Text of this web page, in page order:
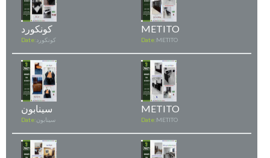
كونكورد
Date: كونكورد
METITO
Date:METITO
سينابون
Date:سينابون
METITO
Date:METITO